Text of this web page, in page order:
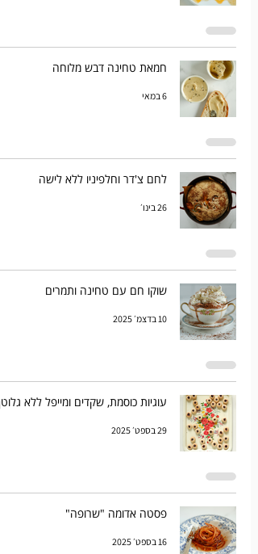
חמאת טחינה דבש מלוחה
6 במאי
לחם צ'דר וחלפיניו ללא לישה
26 בינו׳
שוקו חם עם טחינה ותמרים
10 בדצמ׳ 2025
עוגיות כוסמת, שקדים ומייפל ללא
29 בספט׳ 2025
פסטה אדומה "שרופה"
16 בספט׳ 2025